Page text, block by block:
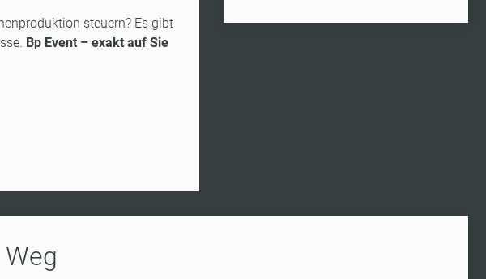
steuern? Es gibt
Bp Event – exakt auf Sie